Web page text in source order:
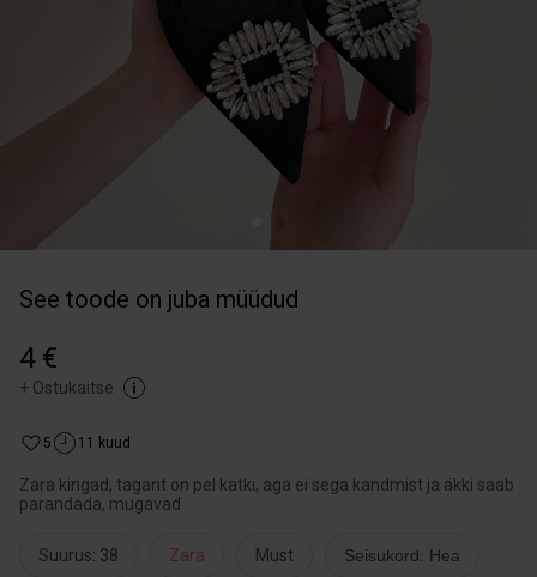
See toode on juba müüdud
4 €
+ Ostukaitse
5 11 kuud
Zara kingad, tagant on pel katki, aga ei sega kandmist ja äkki saab
parandada, mugavad
Suurus: 38 Zara Must Seisukord: Hea